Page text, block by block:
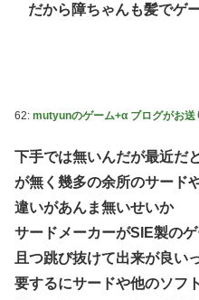
だから障ちゃんも髪でゲ
62: mutyunのゲーム+α ブログがお送
下手では無いんだが最近だ
が無く幾多の余所のサード
違いがあんま無いせいか
サードメーカーがSIE製の
且つ跳び抜けて出来が良い
要するにサードや他のソフ